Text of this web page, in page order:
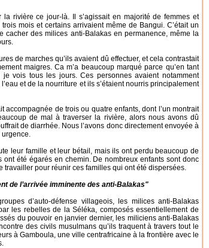
rivière ce jour-là. Il s’agissait en majorité de femmes et
mois et certains arrivaient même de Bangui. C’était un
cacher des milices anti-Balakas en permanence, même la
de marches qu’ils avaient dû effectuer, et cela contrastait
maigres. Ca m’a beaucoup marqué parce qu’en tant
vois tous les jours. Ces personnes avaient notamment
et de la nourriture et ils s’étaient nourris principalement
accompagnée de trois ou quatre enfants, dont l’un montrait
de mal à traverser la rivière, alors nous avons dû
de diarrhée. Nous l’avons donc directement envoyée à
urgence.
leur famille et leur bétail, mais ils ont perdu beaucoup de
ont été égarés en chemin. De nombreux enfants sont donc
travailler pour réunir ces familles qui ont été dispersées.
de l’arrivée imminente des anti-Balakas"
d’auto-défense villageois, les milices anti-Balakas
les rebelles de la Séléka, composés essentiellement de
du pouvoir en janvier dernier, les miliciens anti-Balakas
des civils musulmans qu’ils traquent à travers tout le
à Gamboula, une ville centrafricaine à la frontière avec le